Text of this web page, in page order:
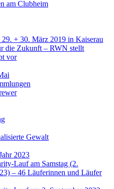
am Clubheim
29. + 30. März 2019 in Kaiserau
die Zukunft – RWN stellt
vor
Gewalt
2023
Lauf am Samstag (2.
– 46 Läuferinnen und Läufer